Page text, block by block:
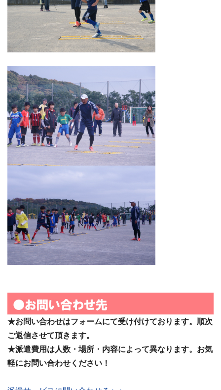
★お問い合わせはフォームにて受け付けております。順次
ご返信させて頂きます。
★派遣費用は人数・場所・内容によって異なります。お気
軽にお問い合わせください！